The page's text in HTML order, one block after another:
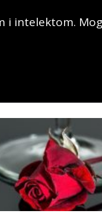
i intelektom.